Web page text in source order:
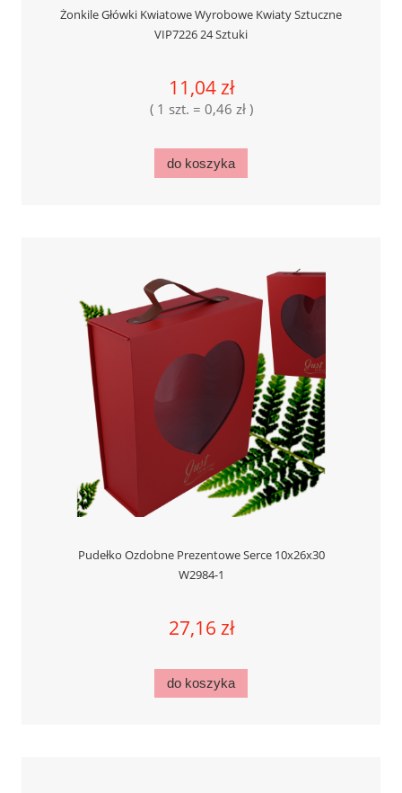
Żonkile Główki Kwiatowe Wyrobowe Kwiaty Sztuczne
VIP7226 24 Sztuki
11,04 zł
( 1 szt. = 0,46 zł )
do koszyka
Pudełko Ozdobne Prezentowe Serce 10x26x30
W2984-1
27,16 zł
do koszyka